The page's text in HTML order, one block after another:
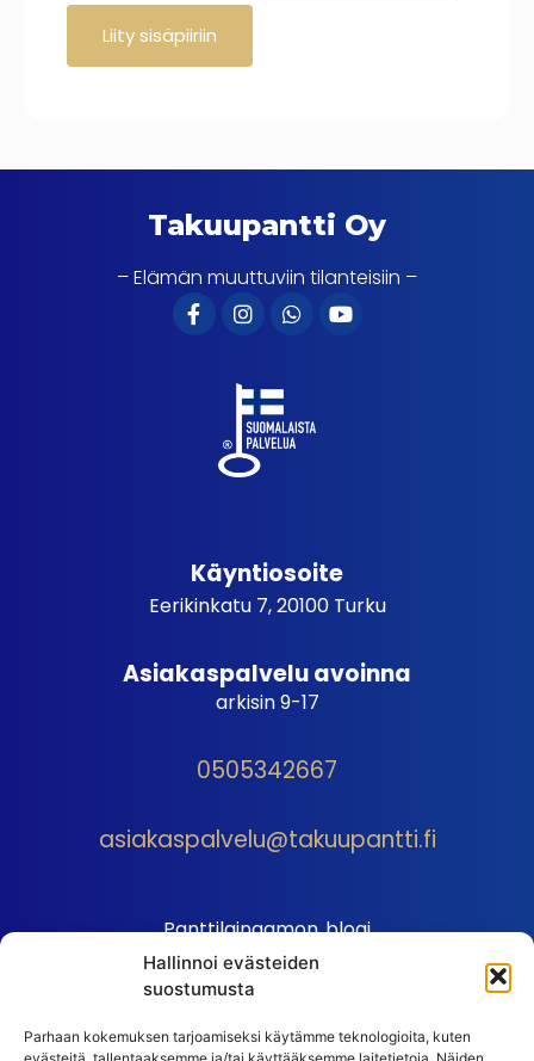
Hallinnoi evästeiden
suostumusta
Parhaan kokemuksen tarjoamiseksi käytämme teknologioita, kuten
Takuupantti Oy
– Elämän muuttuviin tilanteisiin –
Käyntiosoite
Eerikinkatu 7, 20100 Turku
Asiakaspalvelu avoinna
arkisin 9-17
0505342667
asiakaspalvelu@takuupantti.fi
Panttilainaamon blogi
Palveluhinnasto
Sopimusehdot
Autopantin sopimusehdot